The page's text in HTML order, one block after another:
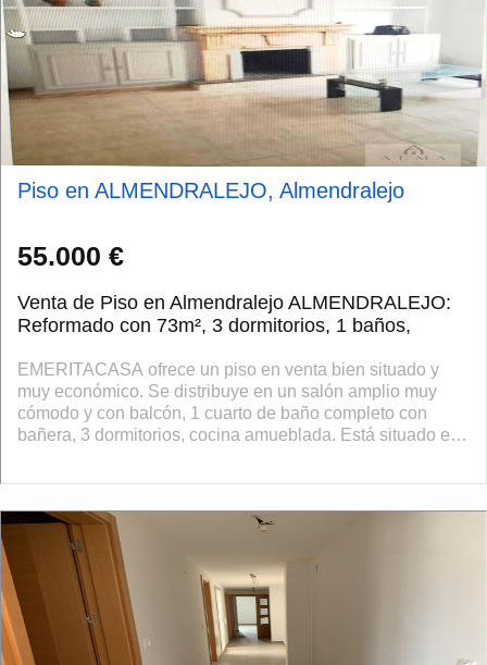
Piso en ALMENDRALEJO, Almendralejo
55.000 €
Venta de Piso en Almendralejo ALMENDRALEJO:
Reformado con 73m², 3 dormitorios, 1 baños,
EMERITACASA ofrece un piso en venta bien situado y
muy económico. Se distribuye en un salón amplio muy
cómodo y con balcón, 1 cuarto de baño completo con
bañera, 3 dormitorios, cocina amueblada. Está situado en